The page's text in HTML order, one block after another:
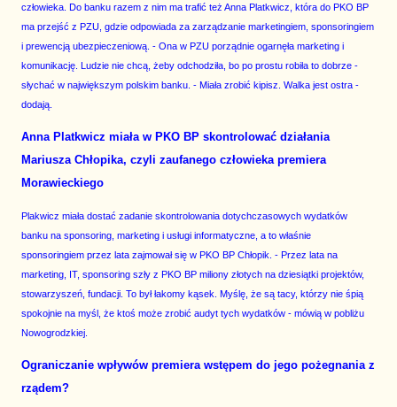
człowieka. Do banku razem z nim ma trafić też Anna Platkwicz, która do PKO BP
ma przejść z PZU, gdzie odpowiada za zarządzanie marketingiem, sponsoringiem
i prewencją ubezpieczeniową. - Ona w PZU porządnie ogarnęła marketing i
komunikację. Ludzie nie chcą, żeby odchodziła, bo po prostu robiła to dobrze -
słychać w największym polskim banku. - Miała zrobić kipisz. Walka jest ostra -
dodają.
Anna Platkwicz miała w PKO BP skontrolować działania
Mariusza Chłopika, czyli zaufanego człowieka premiera
Morawieckiego
Plakwicz miała dostać zadanie skontrolowania dotychczasowych wydatków
banku na sponsoring, marketing i usługi informatyczne, a to właśnie
sponsoringiem przez lata zajmował się w PKO BP Chłopik. - Przez lata na
marketing, IT, sponsoring szły z PKO BP miliony złotych na dziesiątki projektów,
stowarzyszeń, fundacji. To był łakomy kąsek. Myślę, że są tacy, którzy nie śpią
spokojnie na myśl, że ktoś może zrobić audyt tych wydatków - mówią w pobliżu
Nowogrodzkiej.
Ograniczanie wpływów premiera wstępem do jego pożegnania z
rządem?